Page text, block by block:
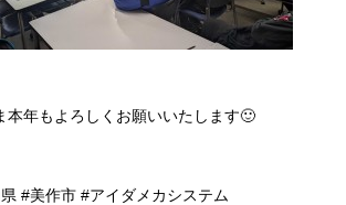
本年もよろしくお願いいたします🙂
#美作市 #アイダメカシステム